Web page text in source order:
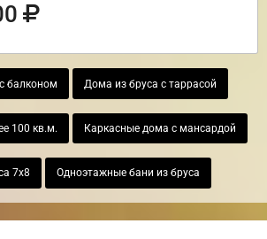
балконом Дома из бруса с таррасой
100 кв.м. Каркасные дома с мансардой
7х8 Одноэтажные бани из бруса